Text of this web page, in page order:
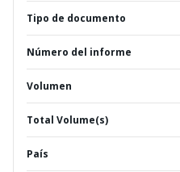
Tipo de documento
Número del informe
Volumen
Total Volume(s)
País